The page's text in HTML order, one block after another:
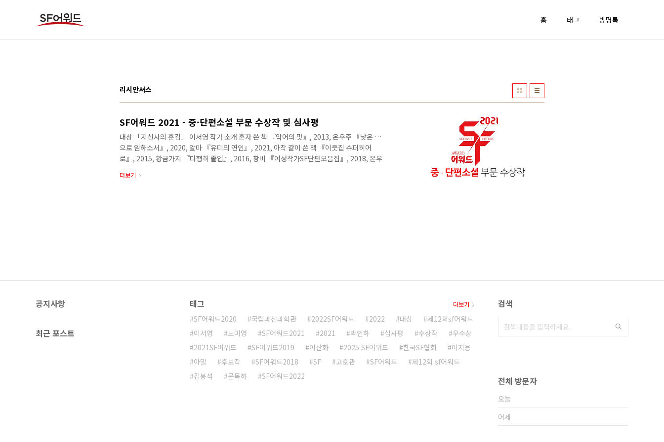
홈
태그 방명록
리시안셔스
SF어워드 2021 - 중·단편소설 부문 수상작 및 심사평
대상 「지신사의 훈김​」 이서영 작가 소개 혼자 쓴 책 『악어의 맛』, 2013, 온우주 『낮은 곳
으로 임하소서』, 2020, 알마 『유미의 연인』, 2021, 아작 같이 쓴 책 『이웃집 슈퍼히어
로』, 2015, 황금가지 『다행히 졸업』, 2016, 창비 『여성작가SF단편모음집』, 2018, 온우
2021, 서해문집 작품 소개 작품집 『기기인 도로』는 5명의 작가가 ‘도로’라는 한 명의 증기
더보기
공지사항
최근 포스트
태그
SF어워드2020 국립과천과학관 2022SF어워드 2022 대상
제12회sf어워드
이서영
노미영 SF어워드2021 2021 박인하 심사평 수상작
우수상
2021SF어워드
SF어워드2019 이산화 2025 SF어워드 한국SF협회
이지용
아밀
후보작 SF어워드2018 SF 고호관 SF어워드
제12회 sf어워드
김봉석
문목하 SF어워드2022
더보기 검색
전체 방문자
오늘
어제